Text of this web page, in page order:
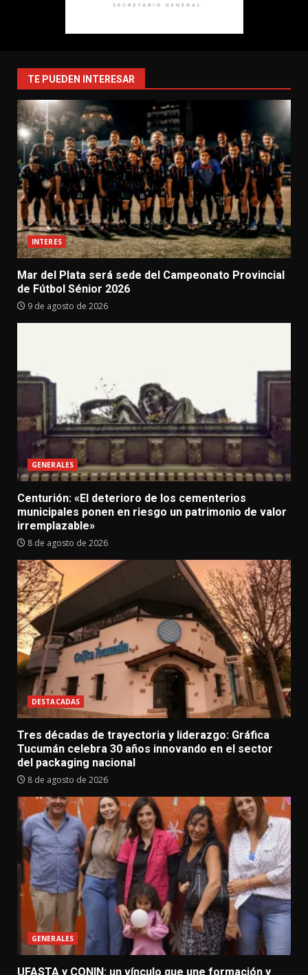
TE PUEDEN INTERESAR
INTERES
Mar del Plata será sede del Campeonato Provincial
de Fútbol Sénior 2026
9 de agosto de 2026
GENERALES
Centurión: «El deterioro de los cementerios
municipales ponen en riesgo un patrimonio de valor
irremplazable»
8 de agosto de 2026
DESTACADAS
Tres décadas de trayectoria y liderazgo: Gráfica
Tucumán celebra 30 años innovando en el sector
del packaging nacional
8 de agosto de 2026
GENERALES
UFASTA y CONIN: un vínculo que une formación y